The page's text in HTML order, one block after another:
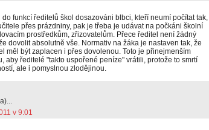
do funkcí ředitelů škol dosazováni blbci, kteří neumí počítat tak,
přes prázdniny, pak je třeba je udávat na počkáni školní
prostředkům, zřizovatelům. Přece ředitel není žádný
dovolit absolutně vše. Normativ na žáka je nastaven tak, že
měl být zaplacen i přes dovolenou. Toto je přinejmenším
aby ředitelé "takto uspořené peníze" vrátili, protože to smrtí
ale i pomyslnou zlodějinou.
v 9:01